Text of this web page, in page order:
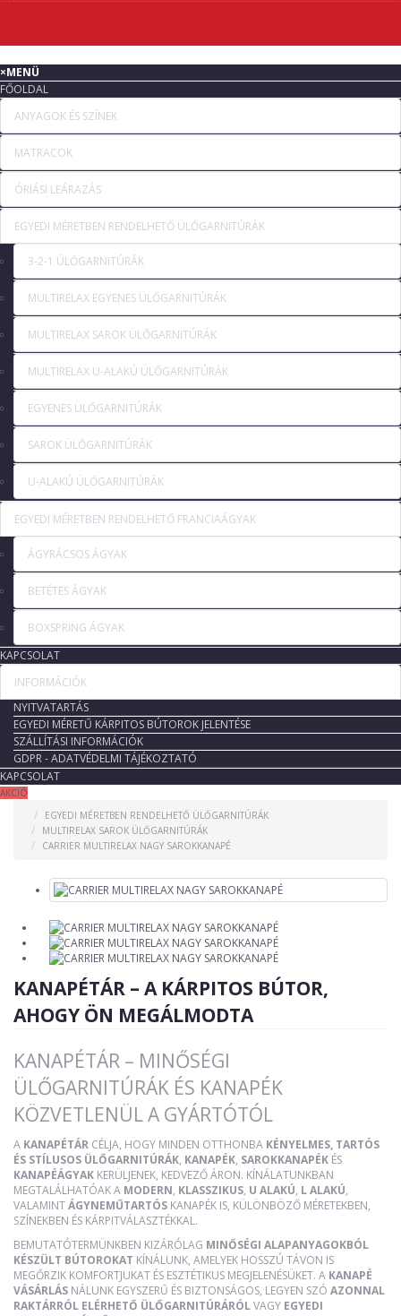
×MENÜ
FŐOLDAL
ANYAGOK ÉS SZÍNEK
MATRACOK
ÓRIÁSI LEÁRAZÁS
EGYEDI MÉRETBEN RENDELHETŐ ÜLŐGARNITÚRÁK
3-2-1 ÜLŐGARNITÚRÁK
MULTIRELAX EGYENES ÜLŐGARNITÚRÁK
MULTIRELAX SAROK ÜLŐGARNITÚRÁK
MULTIRELAX U-ALAKÚ ÜLŐGARNITÚRÁK
EGYENES ÜLŐGARNITÚRÁK
SAROK ÜLŐGARNITÚRÁK
U-ALAKÚ ÜLŐGARNITÚRÁK
EGYEDI MÉRETBEN RENDELHETŐ FRANCIAÁGYAK
ÁGYRÁCSOS ÁGYAK
BETÉTES ÁGYAK
BOXSPRING ÁGYAK
KAPCSOLAT
INFORMÁCIÓK
NYITVATARTÁS
EGYEDI MÉRETŰ KÁRPITOS BÚTOROK JELENTÉSE
SZÁLLÍTÁSI INFORMÁCIÓK
GDPR - ADATVÉDELMI TÁJÉKOZTATÓ
KAPCSOLAT
AKCIÓ
EGYEDI MÉRETBEN RENDELHETŐ ÜLŐGARNITÚRÁK
MULTIRELAX SAROK ÜLŐGARNITÚRÁK
CARRIER MULTIRELAX NAGY SAROKKANAPÉ
KANAPÉTÁR – A KÁRPITOS BÚTOR,
AHOGY ÖN MEGÁLMODTA
KANAPÉTÁR – MINŐSÉGI
ÜLŐGARNITÚRÁK ÉS KANAPÉK
KÖZVETLENÜL A GYÁRTÓTÓL
A KANAPÉTÁR CÉLJA, HOGY MINDEN OTTHONBA KÉNYELMES, TARTÓS
ÉS STÍLUSOS ÜLŐGARNITÚRÁK, KANAPÉK, SAROKKANAPÉK ÉS
KANAPÉÁGYAK KERÜLJENEK, KEDVEZŐ ÁRON. KÍNÁLATUNKBAN
MEGTALÁLHATÓAK A MODERN, KLASSZIKUS, U ALAKÚ, L ALAKÚ,
VALAMINTÁGYNEMŰTARTÓS KANAPÉK IS, KÜLÖNBÖZŐ MÉRETEKBEN,
SZÍNEKBEN ÉS KÁRPITVÁLASZTÉKKAL.
BEMUTATÓTERMÜNKBEN KIZÁRÓLAG MINŐSÉGI ALAPANYAGOKBÓL
KÉSZÜLT BÚTOROKAT KÍNÁLUNK, AMELYEK HOSSZÚ TÁVON IS
MEGŐRZIK KOMFORTJUKAT ÉS ESZTÉTIKUS MEGJELENÉSÜKET. A KANAPÉ
VÁSÁRLÁS NÁLUNK EGYSZERŰ ÉS BIZTONSÁGOS, LEGYEN SZÓ AZONNAL
RAKTÁRRÓL ELÉRHETŐ ÜLŐGARNITÚRÁRÓLVAGY EGYEDI